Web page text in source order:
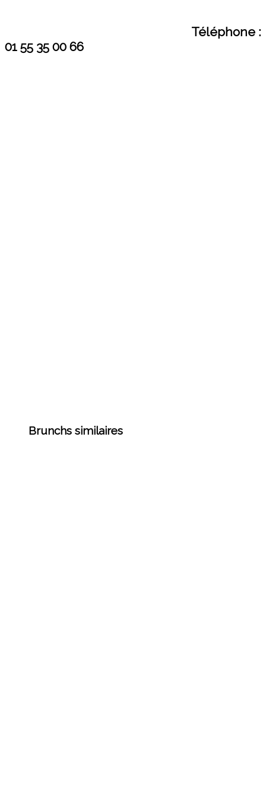
Téléphone :
01 55 35 00 66
Brunchs similaires